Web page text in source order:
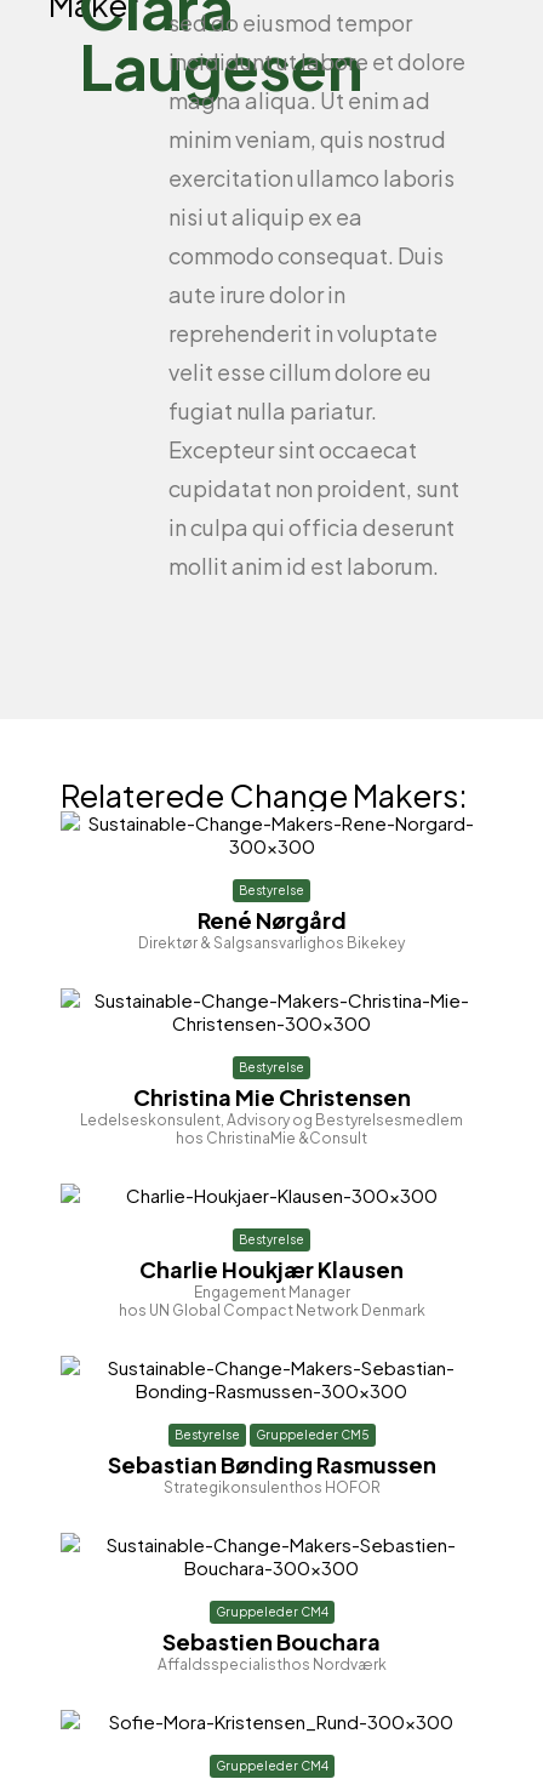
Laugesen
sed do eiusmod tempor
incididunt ut labore et dolore
magna aliqua. Ut enim ad
minim veniam, quis nostrud
exercitation ullamco laboris
nisi ut aliquip ex ea
commodo consequat. Duis
aute irure dolor in
reprehenderit in voluptate
velit esse cillum dolore eu
fugiat nulla pariatur.
Excepteur sint occaecat
cupidatat non proident, sunt
in culpa qui officia deserunt
mollit anim id est laborum.
Relaterede Change Makers:
Bestyrelse
René Nørgård
Direktør & Salgsansvarlig hos Bikekey
Bestyrelse
Christina Mie Christensen
Ledelseskonsulent, Advisory og Bestyrelsesmedlem
hos ChristinaMie &Consult
Bestyrelse
Charlie Houkjær Klausen
Engagement Manager
hos UN Global Compact Network Denmark
Bestyrelse Gruppeleder CM5
Sebastian Bønding Rasmussen
Strategikonsulenthos HOFOR
Gruppeleder CM4
Sebastien Bouchara
Affaldsspecialisthos Nordværk
Gruppeleder CM4